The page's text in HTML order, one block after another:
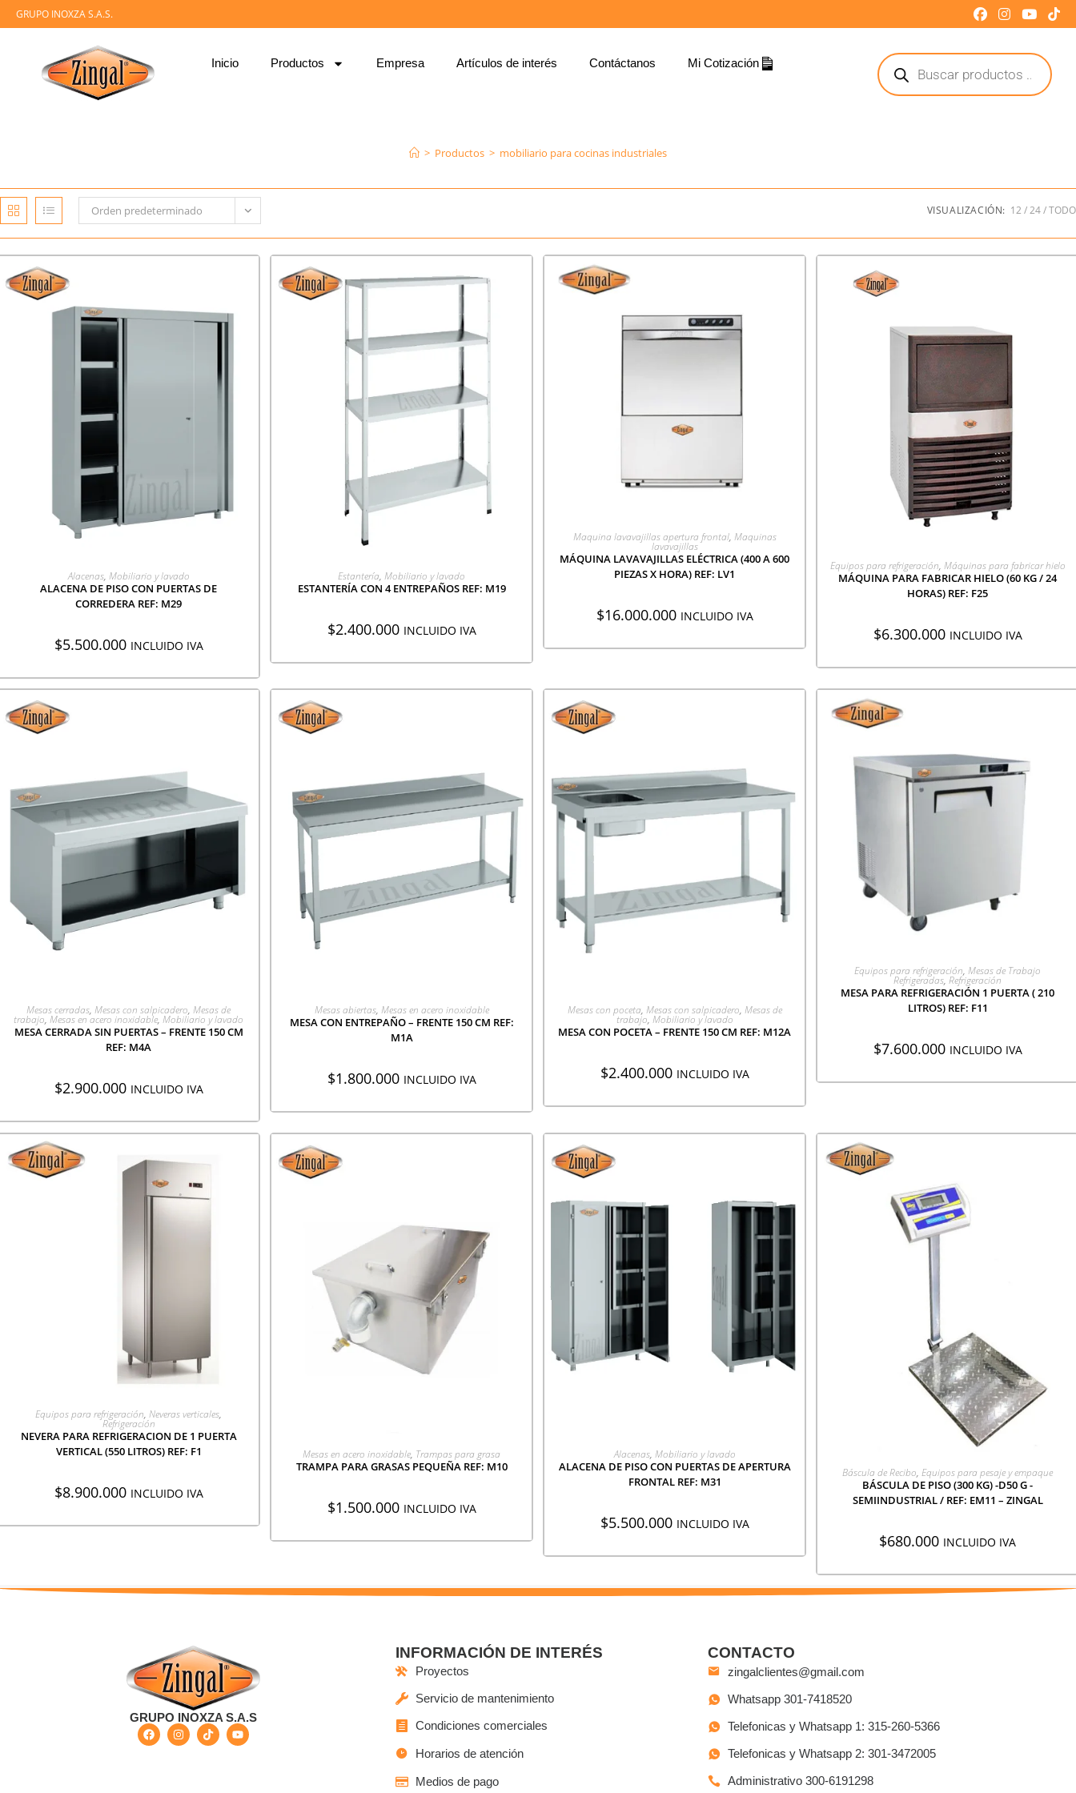
GRUPO INOXZA S.A.S.
Inicio Productos Empresa Artículos de interés Contáctanos Mi Cotización
> Productos > mobiliario para cocinas industriales
Orden predeterminado VISUALIZACIÓN: 12 24 TODO
AGREGAR A COTIZACIÓN
Alacenas, Mobiliario y lavado
ALACENA DE PISO CON PUERTAS DE
CORREDERA REF: M29
$5.500.000 INCLUIDO IVA
AGREGAR A COTIZACIÓN
Estantería, Mobiliario y lavado
ESTANTERÍA CON 4 ENTREPAÑOS REF: M19
$2.400.000 INCLUIDO IVA
AGREGAR A COTIZACIÓN
Maquina lavavajillas apertura frontal, Maquinas
lavavajillas
MÁQUINA LAVAVAJILLAS ELÉCTRICA (400 A 600
PIEZAS X HORA) REF: LV1
$16.000.000 INCLUIDO IVA
AGREGAR A COTIZACIÓN
Equipos para refrigeración, Máquinas para fabricar hielo
MÁQUINA PARA FABRICAR HIELO (60 KG / 24
HORAS) REF: F25
$6.300.000 INCLUIDO IVA
AGREGAR A COTIZACIÓN
Mesas cerradas, Mesas con salpicadero, Mesas de
trabajo, Mesas en acero inoxidable, Mobiliario y lavado
MESA CERRADA SIN PUERTAS – FRENTE 150 CM
REF: M4A
$2.900.000 INCLUIDO IVA
AGREGAR A COTIZACIÓN
Mesas abiertas, Mesas en acero inoxidable
MESA CON ENTREPAÑO – FRENTE 150 CM REF:
M1A
$1.800.000 INCLUIDO IVA
AGREGAR A COTIZACIÓN
Mesas con poceta, Mesas con salpicadero, Mesas de
trabajo, Mobiliario y lavado
MESA CON POCETA – FRENTE 150 CM REF: M12A
$2.400.000 INCLUIDO IVA
AGREGAR A COTIZACIÓN
Equipos para refrigeración, Mesas de Trabajo
Refrigeradas, Refrigeración
MESA PARA REFRIGERACIÓN 1 PUERTA ( 210
LITROS) REF: F11
$7.600.000 INCLUIDO IVA
AGREGAR A COTIZACIÓN
Equipos para refrigeración, Neveras verticales,
Refrigeración
NEVERA PARA REFRIGERACION DE 1 PUERTA
VERTICAL (550 LITROS) REF: F1
$8.900.000 INCLUIDO IVA
AGREGAR A COTIZACIÓN
Mesas en acero inoxidable, Trampas para grasa
TRAMPA PARA GRASAS PEQUEÑA REF: M10
$1.500.000 INCLUIDO IVA
AGREGAR A COTIZACIÓN
Alacenas, Mobiliario y lavado
ALACENA DE PISO CON PUERTAS DE APERTURA
FRONTAL REF: M31
$5.500.000 INCLUIDO IVA
AGREGAR A COTIZACIÓN
Báscula de Recibo, Equipos para pesaje y empaque
BÁSCULA DE PISO (300 KG) -D50 G -
SEMIINDUSTRIAL / REF: EM11 – ZINGAL
$680.000 INCLUIDO IVA
GRUPO INOXZA S.A.S
INFORMACIÓN DE INTERÉS
Proyectos
Servicio de mantenimiento
Condiciones comerciales
Horarios de atención
Medios de pago
CONTACTO
zingalclientes@gmail.com
Whatsapp 301-7418520
Telefonicas y Whatsapp 1: 315-260-5366
Telefonicas y Whatsapp 2: 301-3472005
Administrativo 300-6191298